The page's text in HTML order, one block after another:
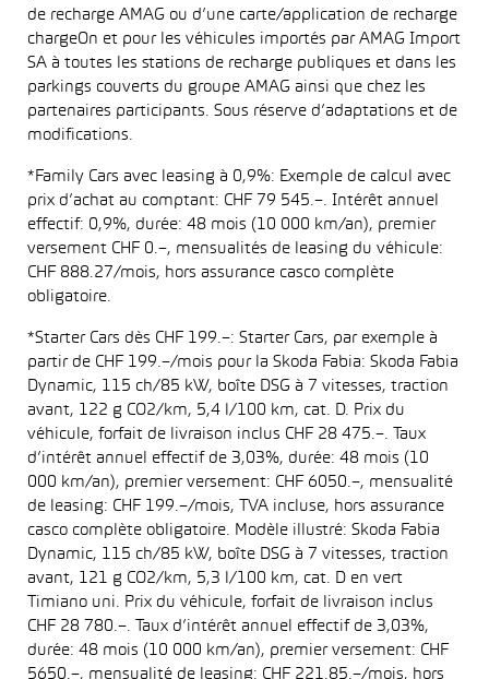
de recharge AMAG ou d’une carte/application de recharge
chargeOn et pour les véhicules importés par AMAG Import
SA à toutes les stations de recharge publiques et dans les
parkings couverts du groupe AMAG ainsi que chez les
partenaires participants. Sous réserve d’adaptations et de
modifications.
*Family Cars avec leasing à 0,9%: Exemple de calcul avec
prix d’achat au comptant: CHF 79 545.–. Intérêt annuel
effectif: 0,9%, durée: 48 mois (10 000 km/an), premier
versement CHF 0.–, mensualités de leasing du véhicule:
CHF 888.27/mois, hors assurance casco complète
obligatoire.
*Starter Cars dès CHF 199.–: Starter Cars, par exemple à
partir de CHF 199.–/mois pour la Skoda Fabia: Skoda Fabia
Dynamic, 115 ch/85 kW, boîte DSG à 7 vitesses, traction
avant, 122 g CO2/km, 5,4 l/100 km, cat. D. Prix du
véhicule, forfait de livraison inclus CHF 28 475.–. Taux
d’intérêt annuel effectif de 3,03%, durée: 48 mois (10
000 km/an), premier versement: CHF 6050.–, mensualité
de leasing: CHF 199.–/mois, TVA incluse, hors assurance
casco complète obligatoire. Modèle illustré: Skoda Fabia
Dynamic, 115 ch/85 kW, boîte DSG à 7 vitesses, traction
avant, 121 g CO2/km, 5,3 l/100 km, cat. D en vert
Timiano uni. Prix du véhicule, forfait de livraison inclus
CHF 28 780.–. Taux d’intérêt annuel effectif de 3,03%,
durée: 48 mois (10 000 km/an), premier versement: CHF
5650.–, mensualité de leasing: CHF 221.85.–/mois, hors